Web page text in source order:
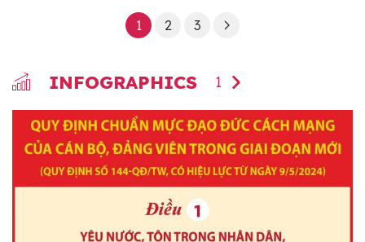
1 2 3
INFOGRAPHICS 1